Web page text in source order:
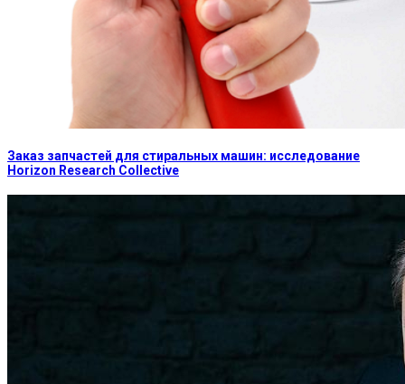
Заказ запчастей для стиральных машин: исследование
Horizon Research Collective